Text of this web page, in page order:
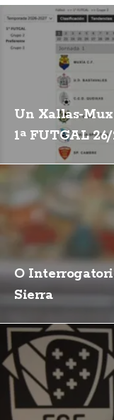
Un Xallas-
1ª FUTGAL
O
Sierra